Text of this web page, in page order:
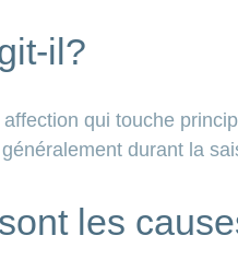
il?
qui touche
durant la
les